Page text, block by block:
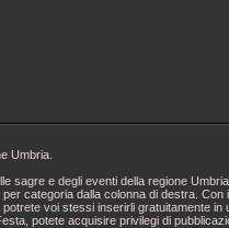
Umbria.
sagre e degli eventi della regione
categoria dalla colonna di destra.
voi stessi inserirli gratuitamente
potete acquisire privilegi di